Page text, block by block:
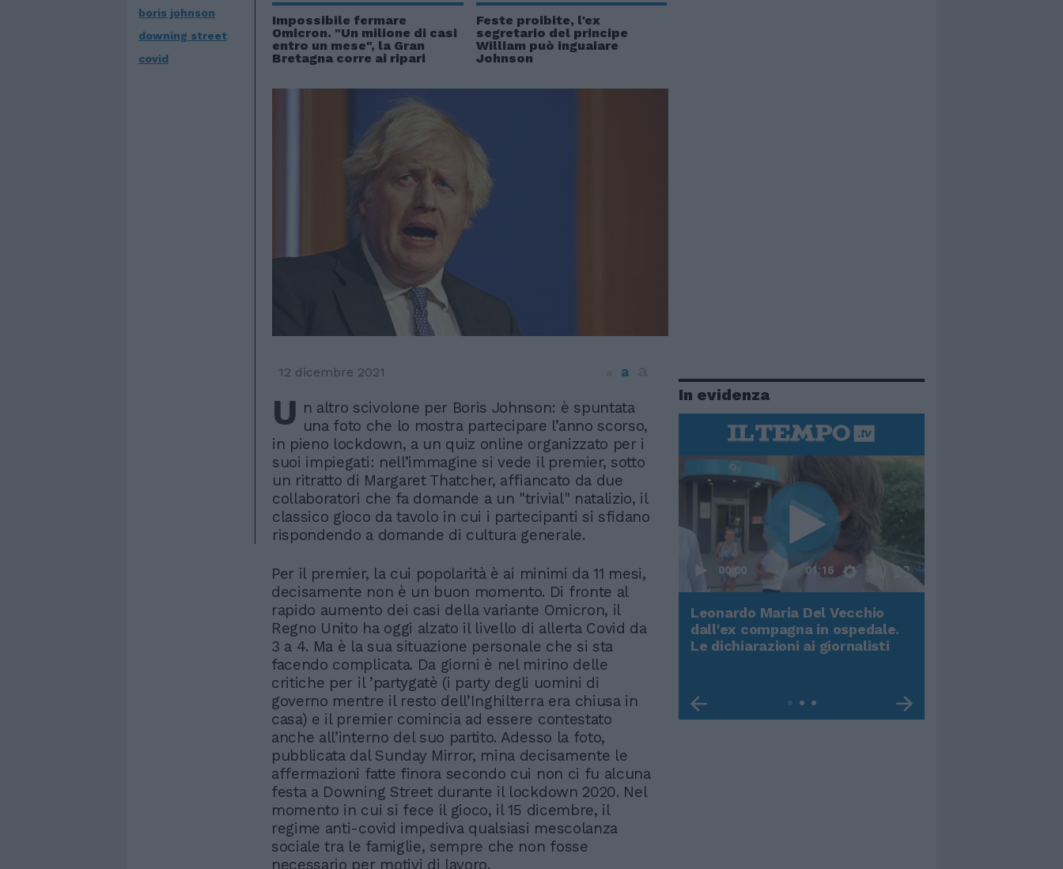
boris johnson
downing street
covid
Impossibile fermare
Omicron. "Un milione di casi
entro un mese", la Gran
Bretagna corre ai ripari
Feste proibite, l'ex
segretario del principe
William può inguaiare
Johnson
12 dicembre 2021 a
U n altro scivolone per Boris Johnson: è spuntata
una foto che lo mostra partecipare l’anno scorso,
in pieno lockdown, a un quiz online organizzato per i
suoi impiegati: nell’immagine si vede il premier, sotto
un ritratto di Margaret Thatcher, affiancato da due
collaboratori che fa domande a un "trivial" natalizio, il
classico gioco da tavolo in cui i partecipanti si sfidano
rispondendo a domande di cultura generale.
Per il premier, la cui popolarità è ai minimi da 11 mesi,
decisamente non è un buon momento. Di fronte al
rapido aumento dei casi della variante Omicron, il
Regno Unito ha oggi alzato il livello di allerta Covid da
3 a 4. Ma è la sua situazione personale che si sta
facendo complicata. Da giorni è nel mirino delle
critiche per il ’partygatè (i party degli uomini di
governo mentre il resto dell’Inghilterra era chiusa in
casa) e il premier comincia ad essere contestato
anche all’interno del suo partito. Adesso la foto,
pubblicata dal Sunday Mirror, mina decisamente le
affermazioni fatte finora secondo cui non ci fu alcuna
festa a Downing Street durante il lockdown 2020. Nel
momento in cui si fece il gioco, il 15 dicembre, il
regime anti-covid impediva qualsiasi mescolanza
sociale tra le famiglie, sempre che non fosse
necessario per motivi di lavoro.
In evidenza
Rudy Giuliani a Come States?
Trump, Meloni e la strategia
americana
00:00 01:16
Leonardo Maria Del Vecchio
dall'ex compagna in ospedale.
Le dichiarazioni ai giornalisti